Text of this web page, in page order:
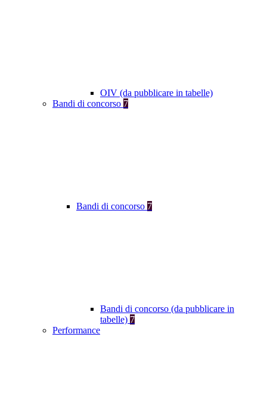
OIV (da pubblicare in tabelle)
Bandi di concorso 7
Bandi di concorso 7
Bandi di concorso (da pubblicare in
tabelle) 7
Performance